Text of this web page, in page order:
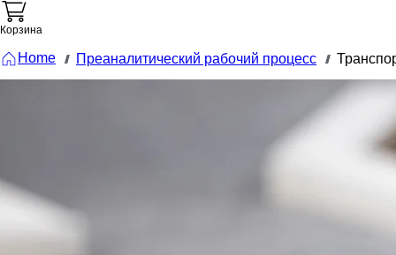
Корзина
Home /// Преаналитический рабочий процесс ///